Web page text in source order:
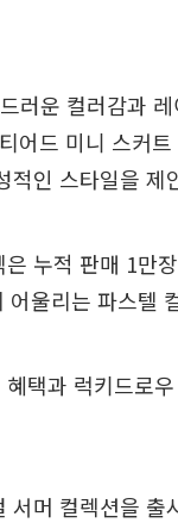
러운 컬러감과
어드 미니 스커
적인 스타일을 제
누적 판매 1만
울리는 파스텔
택과 럭키드로
서머 컬렉션을